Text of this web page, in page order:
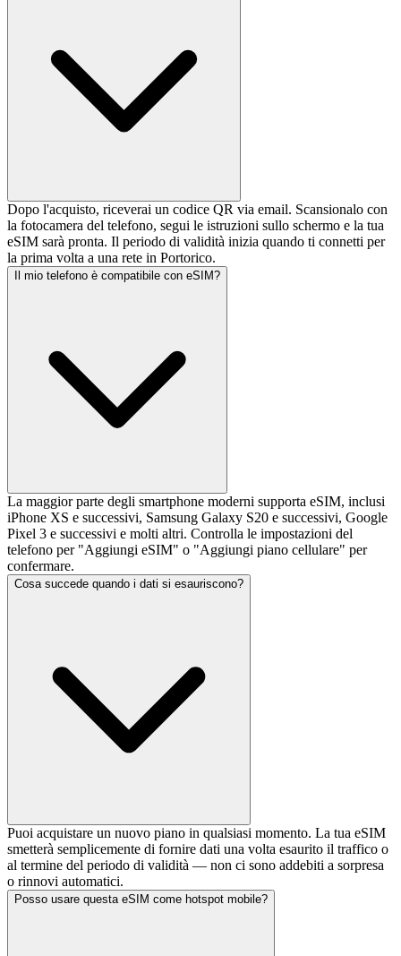
Dopo l'acquisto, riceverai un codice QR via email. Scansionalo con
la fotocamera del telefono, segui le istruzioni sullo schermo e la tua
eSIM sarà pronta. Il periodo di validità inizia quando ti connetti per
la prima volta a una rete in Portorico.
Il mio telefono è compatibile con eSIM?
La maggior parte degli smartphone moderni supporta eSIM, inclusi
iPhone XS e successivi, Samsung Galaxy S20 e successivi, Google
Pixel 3 e successivi e molti altri. Controlla le impostazioni del
telefono per "Aggiungi eSIM" o "Aggiungi piano cellulare" per
confermare.
Cosa succede quando i dati si esauriscono?
Puoi acquistare un nuovo piano in qualsiasi momento. La tua eSIM
smetterà semplicemente di fornire dati una volta esaurito il traffico o
al termine del periodo di validità — non ci sono addebiti a sorpresa
o rinnovi automatici.
Posso usare questa eSIM come hotspot mobile?